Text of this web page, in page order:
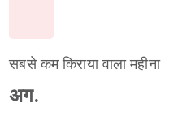
सबसे कम किराया वाला महीना
अग.